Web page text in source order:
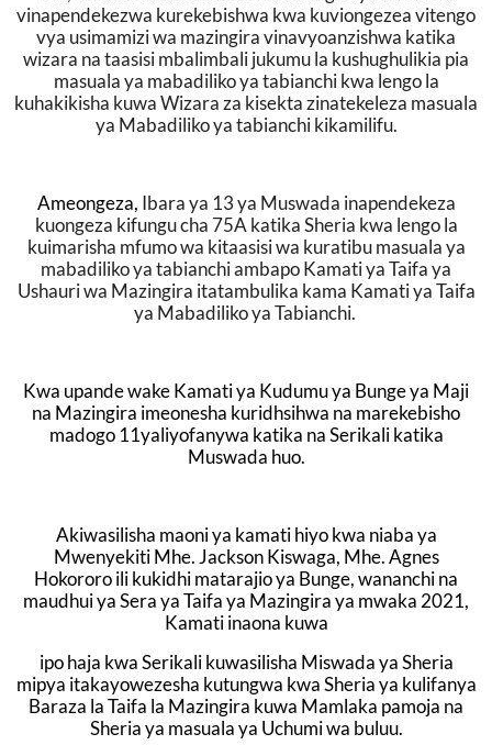
vinapendekezwa kurekebishwa kwa kuviongezea vitengo
vya usimamizi wa mazingira vinavyoanzishwa katika
wizara na taasisi mbalimbali jukumu la kushughulikia pia
masuala ya mabadiliko ya tabianchi kwa lengo la
kuhakikisha kuwa Wizara za kisekta zinatekeleza masuala
ya Mabadiliko ya tabianchi kikamilifu.
Ameongeza, Ibara ya 13 ya Muswada inapendekeza
kuongeza kifungu cha 75A katika Sheria kwa lengo la
kuimarisha mfumo wa kitaasisi wa kuratibu masuala ya
mabadiliko ya tabianchi ambapo Kamati ya Taifa ya
Ushauri wa Mazingira itatambulika kama Kamati ya Taifa
ya Mabadiliko ya Tabianchi.
Kwa upande wake Kamati ya Kudumu ya Bunge ya Maji
na Mazingira imeonesha kuridhsihwa na marekebisho
madogo 11yaliyofanywa katika na Serikali katika
Muswada huo.
Akiwasilisha maoni ya kamati hiyo kwa niaba ya
Mwenyekiti Mhe. Jackson Kiswaga, Mhe. Agnes
Hokororoili kukidhi matarajio ya Bunge, wananchi na
maudhui ya Sera ya Taifa ya Mazingira ya mwaka 2021,
Kamati inaona kuwa
ipo haja kwa Serikali kuwasilisha Miswada ya Sheria
mipya itakayowezesha kutungwa kwa Sheria ya kulifanya
Baraza la Taifa la Mazingira kuwa Mamlaka pamoja na
Sheria ya masuala ya Uchumi wa buluu.